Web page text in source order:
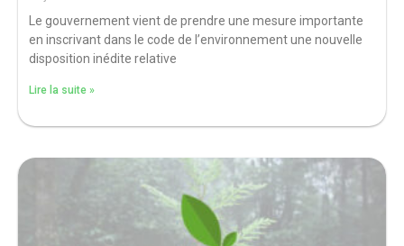
Le gouvernement vient de prendre une mesure importante
en inscrivant dans le code de l’environnement une nouvelle
disposition inédite relative
Lire la suite »